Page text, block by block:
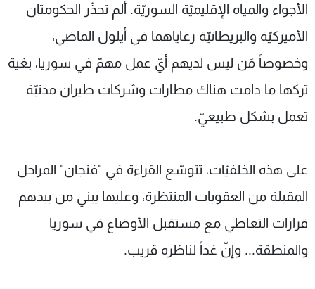
الأجواء والمياه الإقليميّة السوريّة. ألم تحذّر الحكومتان
الأميركيّة والبريطانيّة رعاياهما في أيلول الماضي،
وخصوصاً مَن ليس لديهم أيّ عمل مهمّ في سوريا، بغية
تركها ما دامت هناك مطارات وشركات طيران مدنيّة
تعمل بشكل طبيعيّ.
على هذه الخلفيّات، تتوسّع القراءة في "فنجان" المراحل
المقبلة من العقوبات المنتظرة، وعليها يبني من بيدهم
قرارات التعاطي مع مستقبل الأوضاع في سوريا
والمنطقة... وإنّ غداً لناظره قريب.